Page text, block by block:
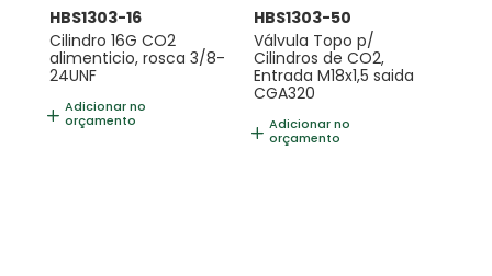
HBS1303-16
Cilindro 16G CO2
alimenticio, rosca 3/8-
24UNF
Adicionar no
orçamento
HBS1303-50
Válvula Topo p/
Cilindros de CO2,
Entrada M18x1,5 saida
CGA320
Adicionar no
orçamento